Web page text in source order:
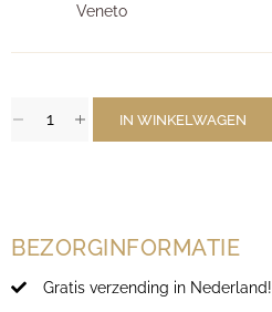
Veneto
IN WINKELWAGEN
BEZORGINFORMATIE
Gratis verzending in Nederland!